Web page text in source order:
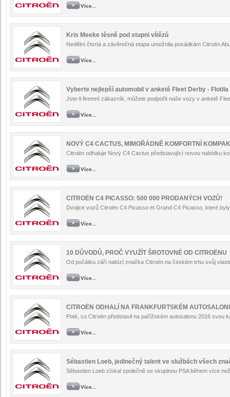
Více...
Kris Meeke těsně pod stupni vítězů
Nedělní čtvrtá a závěrečná etapa umožnila posádkám Citroën
Více...
Vyberte nejlepší automobil v anketě Fleet Derby -
Jste-li firemní zákazník, můžete podpořit naše vozy v anketě
Více...
NOVÝ C4 CACTUS, MIMOŘÁDNĚ KOMFORTNÍ
Citroën odhaluje Nový C4 Cactus představující novou nabídku
Více...
CITROËN C4 PICASSO: 500 000 PRODANÝCH VOZŮ!
Dvojice vozů Citroën C4 Picasso et Grand C4 Picasso, které
Více...
10 DŮVODŮ, PROČ VYUŽÍT ŠROTOVNÉ OD CITROËNU
Od počátku září nabízí značka Citroën na českém trhu svůj
Více...
CITROËN ODHALÍ NA FRANKFURTSKÉM
Poté, co Citroën představil na pařížském autosalonu 2016 svou
Více...
Sébastien Loeb, jedinečný talent ve službách všech
Sébastien Loeb získal společně se skupinou PSA během více
Více...